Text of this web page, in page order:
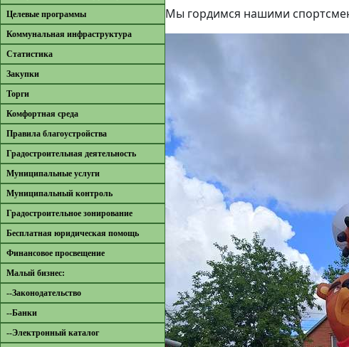
Целевые программы
Коммунальная инфраструктура
Cтатистика
Закупки
Торги
Комфортная среда
Правила благоустройства
Градостроительная деятельность
Муниципальные услуги
Муниципальный контроль
Градостроительное зонирование
Бесплатная юридическая помощь
Финансовое просвещение
Малый бизнес:
--Законодательство
--Банки
--Электронный каталог
Мы гордимся нашими